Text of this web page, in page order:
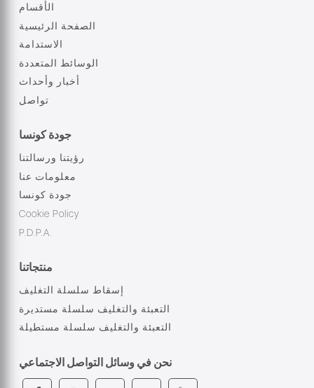
الأقسام
الصفحة الرئيسية
الاستدامة
الوسائط المتعددة
أخبار وأحداث
تواصل
جودة كونسا
رؤيتنا ورسالتنا
معلومات عنا
جودة كونسا
Cookie Policy
P.D.P.A.
منتجاتنا
إسقاط سلسلة التغليف
التعبئة والتغليف سلسلة مستديرة
التعبئة والتغليف سلسلة مستطيلة
نحن في وسائل التواصل الاجتماعي